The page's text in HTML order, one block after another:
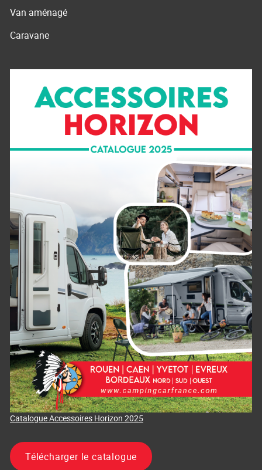
Van aménagé
Caravane
Catalogue Accessoires Horizon 2025
Télécharger le catalogue